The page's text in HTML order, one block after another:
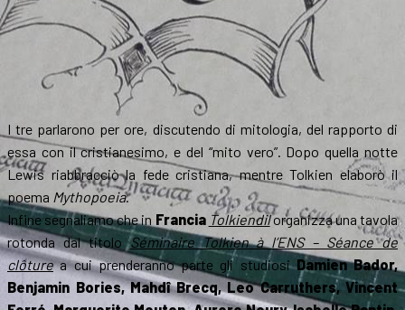
I tre parlarono per ore, discutendo di mitologia, del rapporto di
essa con il cristianesimo, e del “mito vero”. Dopo quella notte
Lewis riabbracciò la fede cristiana, mentre Tolkien elaborò il
poema Mythopoeia.
Infine segnaliamo che in Francia Tolkiendilorganizza una tavola
rotonda dal titoloSéminaire Tolkien à l’ENS – Séance de
clôturea cui prenderanno parte gli studiosiDamien Bador,
Benjamin Bories, Mahdî Brecq, Leo Carruthers, Vincent